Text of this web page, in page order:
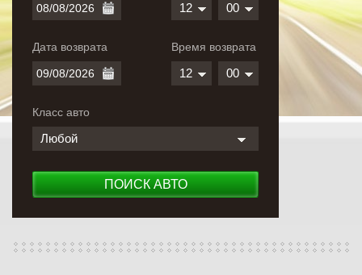
Дата возврата
12 00
Время возврата
12 00
Класс авто
Любой
ПОИСК АВТО